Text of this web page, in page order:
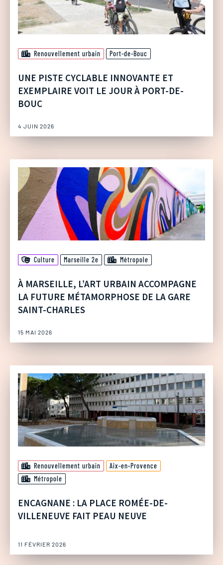
Renouvellement urbain Port-de-Bouc
UNE PISTE CYCLABLE INNOVANTE ET
EXEMPLAIRE VOIT LE JOUR À PORT-DE-
BOUC
4 JUIN 2026
Culture Marseille 2e Métropole
À MARSEILLE, L’ART URBAIN ACCOMPAGNE
LA FUTURE MÉTAMORPHOSE DE LA GARE
SAINT-CHARLES
15 MAI 2026
Renouvellement urbain
Aix-en-Provence
Métropole
ENCAGNANE : LA PLACE ROMÉE-DE-
VILLENEUVE FAIT PEAU NEUVE
11 FÉVRIER 2026